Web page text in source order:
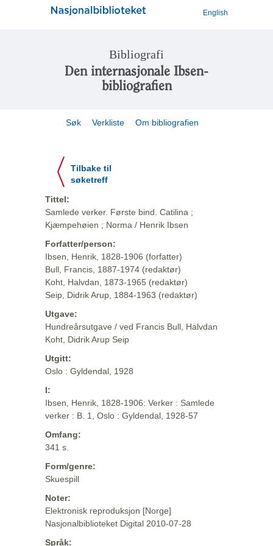
English
Bibliografi
Den internasjonale Ibsen-
bibliografien
Søk Verkliste Om bibliografien
Tilbake til
søketreff
Tittel:
Samlede verker. Første bind. Catilina ;
Kjæmpehøien ; Norma / Henrik Ibsen
Forfatter/person:
Ibsen, Henrik, 1828-1906 (forfatter)
Bull, Francis, 1887-1974 (redaktør)
Koht, Halvdan, 1873-1965 (redaktør)
Seip, Didrik Arup, 1884-1963 (redaktør)
Utgave:
Hundreårsutgave / ved Francis Bull, Halvdan
Koht, Didrik Arup Seip
Utgitt:
Oslo : Gyldendal, 1928
I:
Ibsen, Henrik, 1828-1906: Verker : Samlede
verker : B. 1, Oslo : Gyldendal, 1928-57
Omfang:
341 s.
Form/genre:
Skuespill
Noter:
Elektronisk reproduksjon [Norge]
Nasjonalbiblioteket Digital 2010-07-28
Språk: